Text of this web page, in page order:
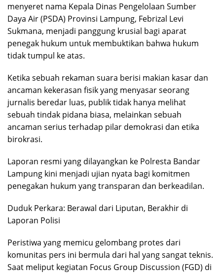
menyeret nama Kepala Dinas Pengelolaan Sumber
Daya Air (PSDA) Provinsi Lampung, Febrizal Levi
Sukmana, menjadi panggung krusial bagi aparat
penegak hukum untuk membuktikan bahwa hukum
tidak tumpul ke atas.
Ketika sebuah rekaman suara berisi makian kasar dan
ancaman kekerasan fisik yang menyasar seorang
jurnalis beredar luas, publik tidak hanya melihat
sebuah tindak pidana biasa, melainkan sebuah
ancaman serius terhadap pilar demokrasi dan etika
birokrasi.
Laporan resmi yang dilayangkan ke Polresta Bandar
Lampung kini menjadi ujian nyata bagi komitmen
penegakan hukum yang transparan dan berkeadilan.
Duduk Perkara: Berawal dari Liputan, Berakhir di
Laporan Polisi
Peristiwa yang memicu gelombang protes dari
komunitas pers ini bermula dari hal yang sangat teknis.
Saat meliput kegiatan Focus Group Discussion (FGD) di